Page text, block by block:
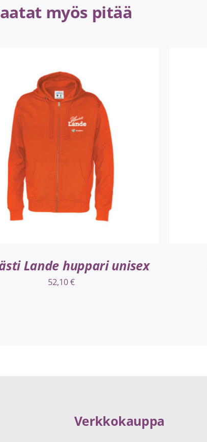
myös pitää
VAIHTOEHDOISTA LISÄTIEDOT
Lande huppari unisex
52,10€
Verkkokauppa